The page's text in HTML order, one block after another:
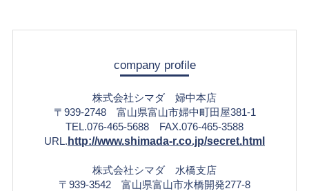
company profile
株式会社シマダ 婦中本店
〒939-2748 富山県富山市婦中町田屋381-1
TEL.076-465-5688 FAX.076-465-3588
URL. http://www.shimada-r.co.jp/secret.html
株式会社シマダ 水橋支店
〒939-3542 富山県富山市水橋開発277-8